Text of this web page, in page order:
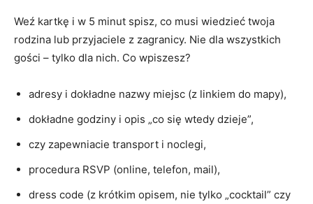
Weź kartkę i w 5 minut spisz, co musi wiedzieć twoja
rodzina lub przyjaciele z zagranicy. Nie dla wszystkich
gości – tylko dla nich. Co wpiszesz?
adresy i dokładne nazwy miejsc (z linkiem do mapy),
dokładne godziny i opis „co się wtedy dzieje”,
czy zapewniacie transport i noclegi,
procedura RSVP (online, telefon, mail),
dress code (z krótkim opisem, nie tylko „cocktail” czy